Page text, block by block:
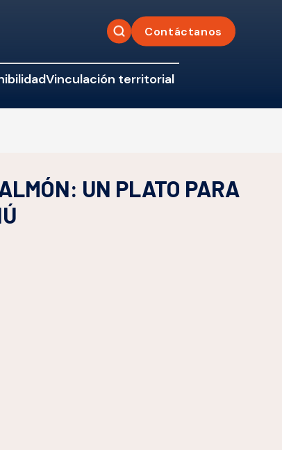
Contáctanos
Vinculación territorial
UN PLATO PARA